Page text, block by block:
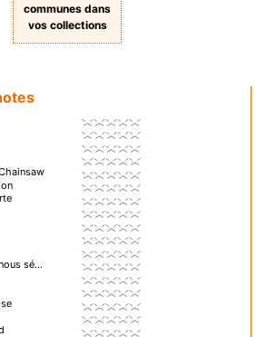
communes dans
vos collections
sé...